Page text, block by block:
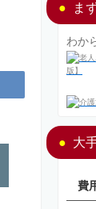
ま
わか
大
費